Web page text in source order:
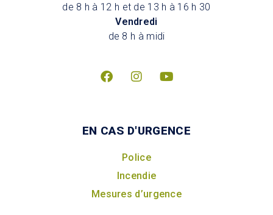
de 8 h à 12 h et de 13 h à 16 h 30
Vendredi
de 8 h à midi
EN CAS D'URGENCE
Police
Incendie
Mesures d’urgence